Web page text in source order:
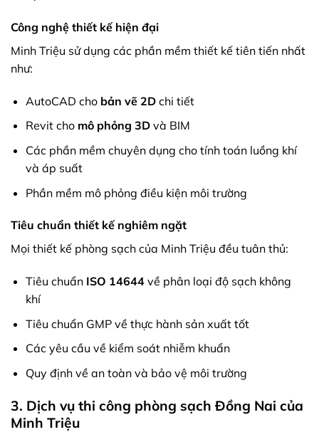
Công nghệ thiết kế hiện đại
Minh Triệu sử dụng các phần mềm thiết kế tiên tiến nhất
như:
AutoCAD cho bản vẽ 2Dchi tiết
Revit cho mô phỏng 3Dvà BIM
Các phần mềm chuyên dụng cho tính toán luồng khí
và áp suất
Phần mềm mô phỏng điều kiện môi trường
Tiêu chuẩn thiết kế nghiêm ngặt
Mọi thiết kế phòng sạch của Minh Triệu đều tuân thủ:
Tiêu chuẩn ISO 14644về phân loại độ sạch không
khí
Tiêu chuẩn GMP về thực hành sản xuất tốt
Các yêu cầu về kiểm soát nhiễm khuẩn
Quy định về an toàn và bảo vệ môi trường
3. Dịch vụ thi công phòng sạch Đồng Nai của
Minh Triệu